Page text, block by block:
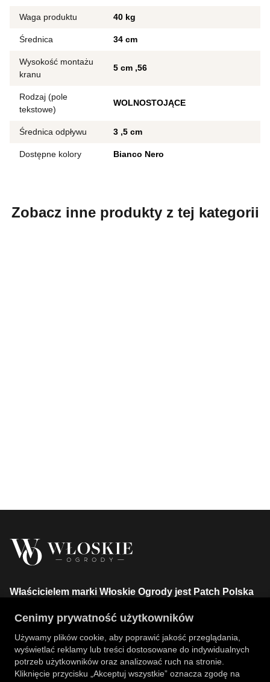
Waga produktu 40 kg
Średnica 34 cm
Wysokość montażu
kranu
5 cm 56
Rodzaj (pole
tekstowe)
WOLNOSTOJĄCE
Średnica odpływu 3 5 cm
Dostępne kolory Bianco Nero
Zobacz inne produkty z tej kategorii
Właścicielem marki Włoskie Ogrody jest Patch Polska
+48 734 106 149
info@wloskie-ogrody.pl
Strony
Cenimy prywatność użytkowników
Używamy plików cookie, aby poprawić jakość przeglądania,
wyświetlać reklamy lub treści dostosowane do indywidualnych
potrzeb użytkowników oraz analizować ruch na stronie.
Kliknięcie przycisku „Akceptuj wszystkie” oznacza zgodę na